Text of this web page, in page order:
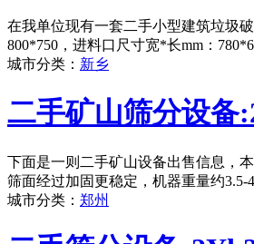
在我单位现有一套二手小型建筑垃圾
800*750，进料口尺寸宽*长mm：
城市分类： 新乡
二手矿山筛分设备
下面是一则二手矿山设备出售信息，
筛面经过加固更稳定，机器重量约
城市分类： 郑州